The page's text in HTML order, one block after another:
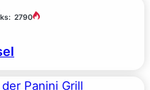
2790